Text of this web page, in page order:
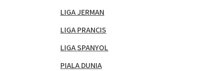
LIGA JERMAN
LIGA PRANCIS
LIGA SPANYOL
PIALA DUNIA